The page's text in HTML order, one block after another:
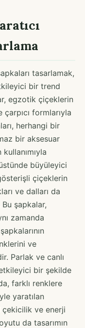
tasarlamak,
bir trend
egzotik çiçeklerin
formlarıyla
herhangi bir
bir aksesuar
büyüleyici
çiçeklerin
ve dalları da
şapkalar,
zamanda
ve
Parlak ve canlı
bir şekilde
farklı renklere
yaratılan
çekicilik ve enerji
da tasarımın